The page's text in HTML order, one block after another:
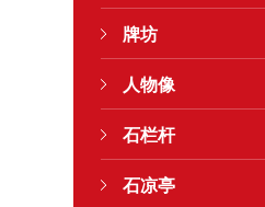
牌坊
人物像
石栏杆
石凉亭